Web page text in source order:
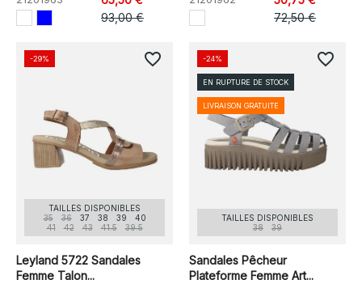
93,00 €
72,50 €
TAILLES DISPONIBLES
35
36 37 38 39
40
41
42 43 41.5 39.5
Leyland 5722 Sandales
Femme Talon...
-29% favorite_border
TAILLES DISPONIBLES
38
39
Sandales Pêcheur
Plateforme Femme Art...
-24%
EN RUPTURE DE STOCK
LIVRAISON GRATUITE
favorite_border